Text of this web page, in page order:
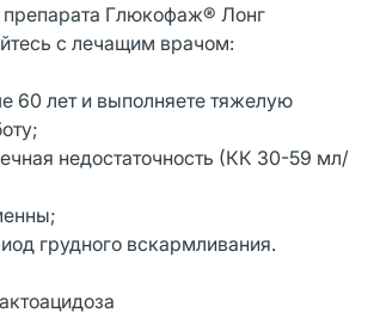
Глюкофаж® Лонг
с лечащим врачом:
60 лет и выполняете тяжелую
недостаточность (КК 30-59 мл/
грудного вскармливания.